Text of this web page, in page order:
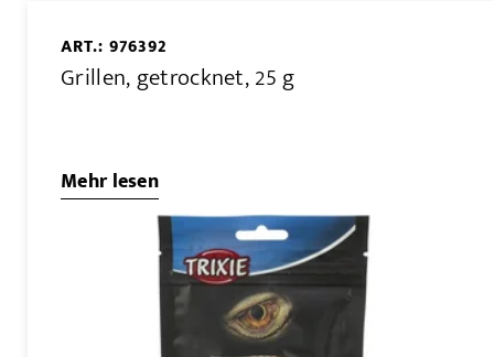
ART.: 976392
Grillen, getrocknet, 25 g
Mehr lesen